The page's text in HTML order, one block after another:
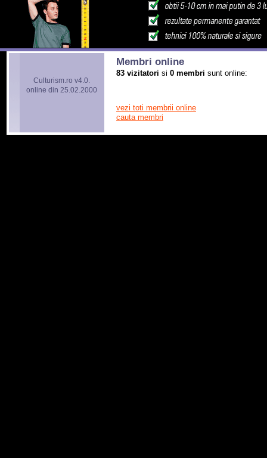
Culturism.ro v4.0.
online din 25.02.2000
Membri online
83 vizitatori si 0 membri sunt online:
vezi toti membrii online
cauta membri